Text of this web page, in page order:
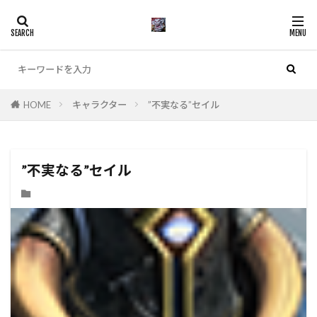
HOME キャラクター ”不実なる”セイル
”不実なる”セイル
カテゴリー